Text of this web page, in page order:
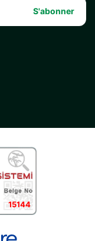
S'abonner
15144